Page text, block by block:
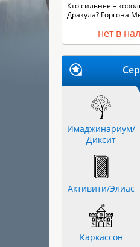
Кто сильнее –
Дракула? Горгона
нет в
Имаджинариум/
Диксит
Активити/Элиас
Каркассон